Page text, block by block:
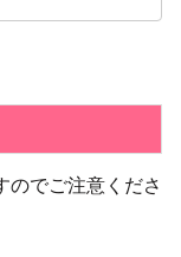
のでご注意くださ